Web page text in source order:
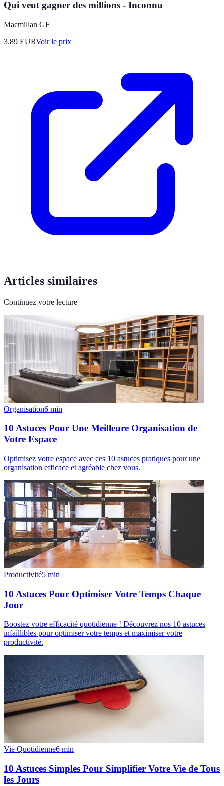
Qui veut gagner des millions - Inconnu
Macmillan GF
3.89 EURVoir le prix
Articles similaires
Continuez votre lecture
Organisation6 min
10 Astuces Pour Une Meilleure Organisation de
Votre Espace
Optimisez votre espace avec ces 10 astuces pratiques pour une
organisation efficace et agréable chez vous.
Productivité5 min
10 Astuces Pour Optimiser Votre Temps Chaque
Jour
Boostez votre efficacité quotidienne ! Découvrez nos 10 astuces
infaillibles pour optimiser votre temps et maximiser votre
productivité.
Vie Quotidienne6 min
10 Astuces Simples Pour Simplifier Votre Vie de Tous
les Jours